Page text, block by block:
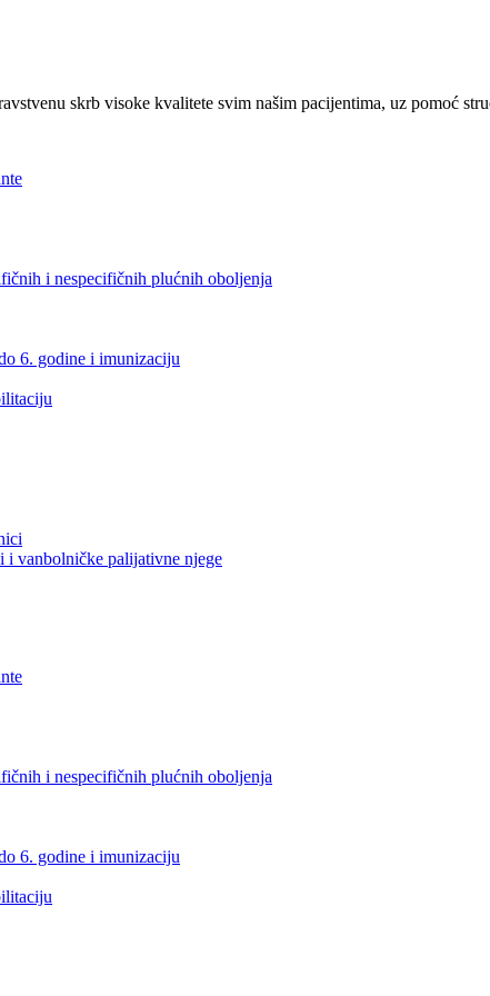
skrb visoke kvalitete svim našim pacijentima, uz pomoć
i nespecifičnih plućnih oboljenja
6. godine i imunizaciju
i vanbolničke palijativne njege
i nespecifičnih plućnih oboljenja
6. godine i imunizaciju